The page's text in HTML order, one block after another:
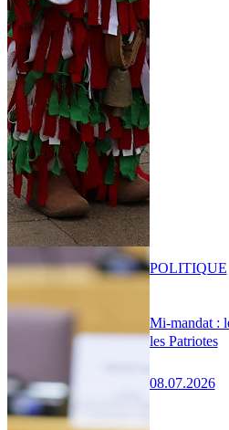
Mi-mandat :
les Patriotes
08.07.2026
POLITIQUE